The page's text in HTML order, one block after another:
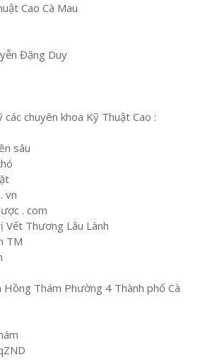
Cao Cà Mau
Đặng Duy
chuyên khoa Kỹ Thuật Cao :
sâu
vn
. com
Vết Thương Lâu Lành
TM
Thám Phường 4 Thành phố Cà